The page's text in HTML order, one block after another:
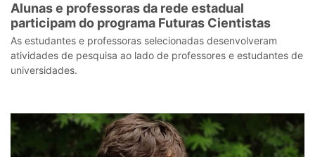
Alunas e professoras da rede estadual
participam do programa Futuras Cientistas
As estudantes e professoras selecionadas desenvolveram
atividades de pesquisa ao lado de professores e estudantes de
universidades.